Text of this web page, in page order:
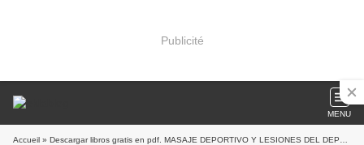
Publicité
MENU
Accueil » Descargar libros gratis en pdf. MASAJE DEPORTIVO Y LESIONES DEL DEPORTE (3ª ED.)